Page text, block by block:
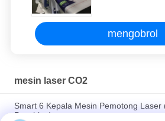
mengobrol
mesin laser CO2
Smart 6 Kepala Mesin Pemotong Laser
Punching)